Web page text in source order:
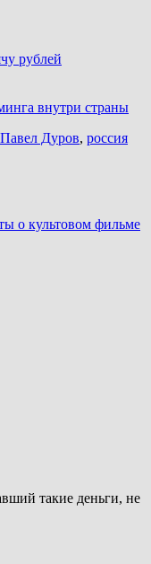
рублей
внутри страны
Павел Дуров, россия
о культовом фильме
такие деньги, не